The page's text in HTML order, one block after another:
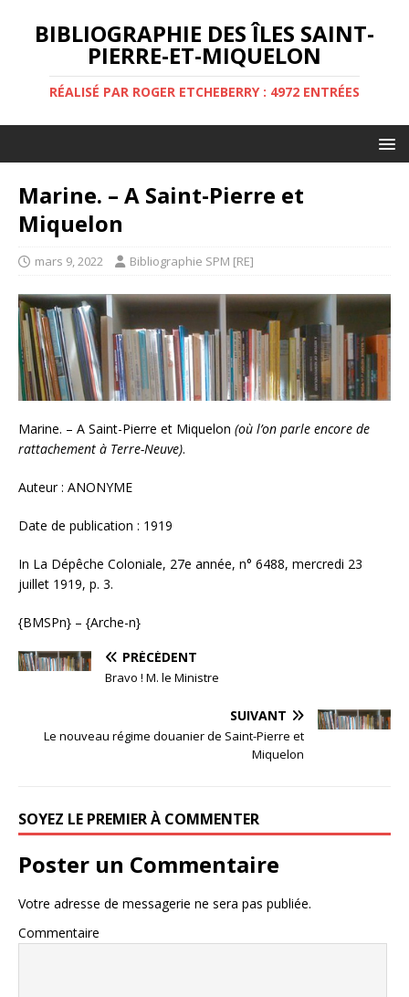
BIBLIOGRAPHIE DES ÎLES SAINT-
PIERRE-ET-MIQUELON
RÉALISÉ PAR ROGER ETCHEBERRY : 4972 ENTRÉES
Marine. – A Saint-Pierre et
Miquelon
mars 9, 2022 Bibliographie SPM [RE]
Marine. – A Saint-Pierre et Miquelon (où l’on parle encore de
rattachement à Terre-Neuve).
Auteur : ANONYME
Date de publication : 1919
In La Dépêche Coloniale, 27e année, n° 6488, mercredi 23
juillet 1919, p. 3.
{BMSPn} – {Arche-n}
PRÉCÉDENT
Bravo ! M. le Ministre
SUIVANT
Le nouveau régime douanier de Saint-Pierre et
Miquelon
SOYEZ LE PREMIER À COMMENTER
Poster un Commentaire
Votre adresse de messagerie ne sera pas publiée.
Commentaire